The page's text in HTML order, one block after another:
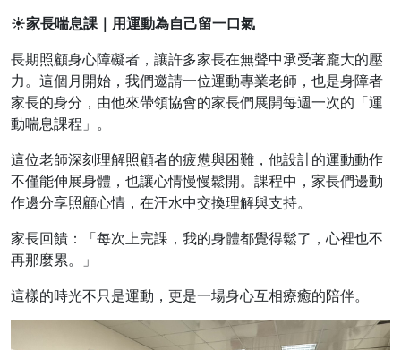
☀家長喘息課｜用運動為自己留一口氣
長期照顧身心障礙者，讓許多家長在無聲中承受著龐大的壓
力。這個月開始，我們邀請一位運動專業老師，也是身障者
家長的身分，由他來帶領協會的家長們展開每週一次的「運
動喘息課程」。
這位老師深刻理解照顧者的疲憊與困難，他設計的運動動作
不僅能伸展身體，也讓心情慢慢鬆開。課程中，家長們邊動
作邊分享照顧心情，在汗水中交換理解與支持。
家長回饋：「每次上完課，我的身體都覺得鬆了，心裡也不
再那麼累。」
這樣的時光不只是運動，更是一場身心互相療癒的陪伴。